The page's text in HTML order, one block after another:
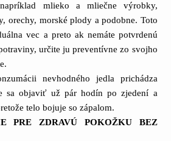
mlieko a mliečne výrobky,
orechy, morské plody a podobne. Toto
vec a preto ak nemáte potvrdenú
určite ju preventívne zo svojho
nevhodného jedla prichádza
sa objaviť už pár hodín po zjedení a
telo bojuje so zápalom.
PRE ZDRAVÚ POKOŽKU BEZ